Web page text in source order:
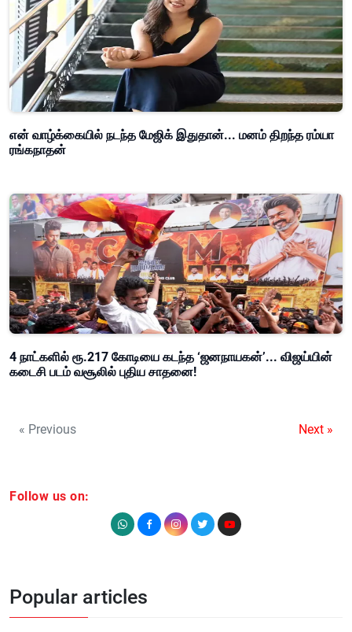
என் வாழ்க்கையில் நடந்த மேஜிக் இதுதான்... மனம் திறந்த ரம்யா
ரங்கநாதன்
4 நாட்களில் ரூ.217 கோடியை கடந்த ‘ஜனநாயகன்’... விஜய்யின்
கடைசி படம் வசூலில் புதிய சாதனை!
« Previous Next »
Follow us on:
Popular articles